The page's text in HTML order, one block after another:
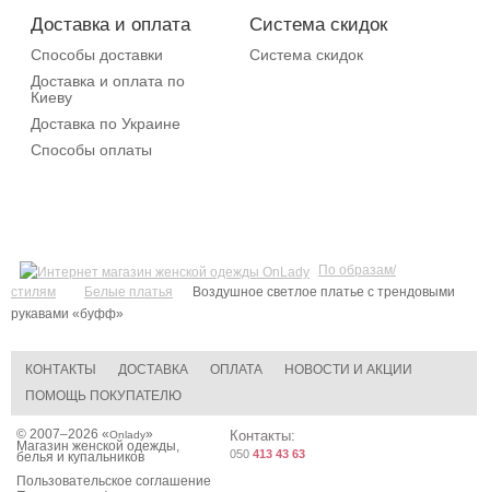
Доставка и оплата
Способы доставки
Доставка и оплата по
Киеву
Доставка по Украине
Способы оплаты
Система скидок
Система скидок
По образам/
стилям
Белые платья
Воздушное светлое платье с трендовыми
рукавами «буфф»
КОНТАКТЫ ДОСТАВКА ОПЛАТА
НОВОСТИ И АКЦИИ
ПОМОЩЬ ПОКУПАТЕЛЮ
© 2007–2026 «Onlady»
Магазин женской одежды,
белья и купальников
Пользовательское соглашение
Контакты:
050 413 43 63